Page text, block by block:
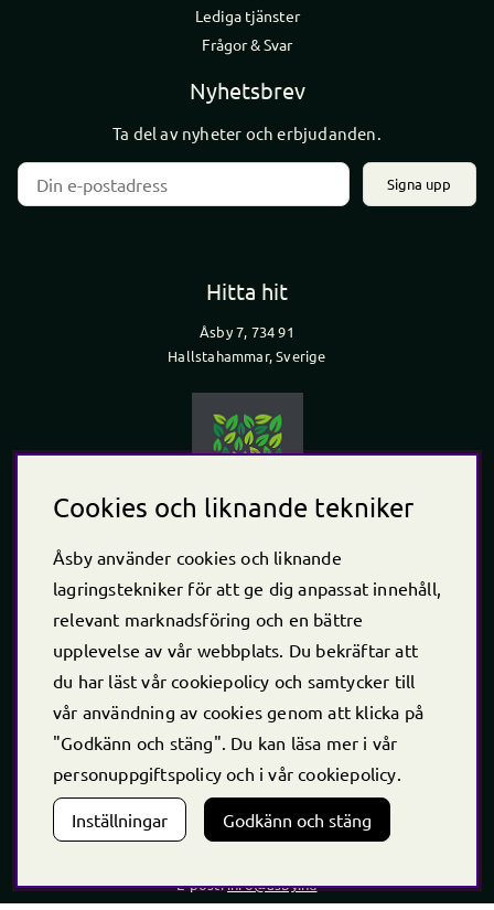
Lediga tjänster
Frågor & Svar
Nyhetsbrev
Ta del av nyheter och erbjudanden.
Signa upp
Hitta hit
Åsby 7, 734 91
Hallstahammar, Sverige
Öppet årets alla dagar
Vardagar
10.00 - 18.00
Lördag - Söndag
10.00 - 16.00
*Caféet stänger 30 min innan butiken stänger
Kontakt
E-post:info@asby.nu
Cookies och liknande tekniker
Åsby använder cookies och liknande
lagringstekniker för att ge dig anpassat innehåll,
relevant marknadsföring och en bättre
upplevelse av vår webbplats. Du bekräftar att
du har läst vår cookiepolicy och samtycker till
vår användning av cookies genom att klicka på
"Godkänn och stäng". Du kan läsa mer i vår
personuppgiftspolicy och i vårcookiepolicy.
Inställningar Godkänn och stäng